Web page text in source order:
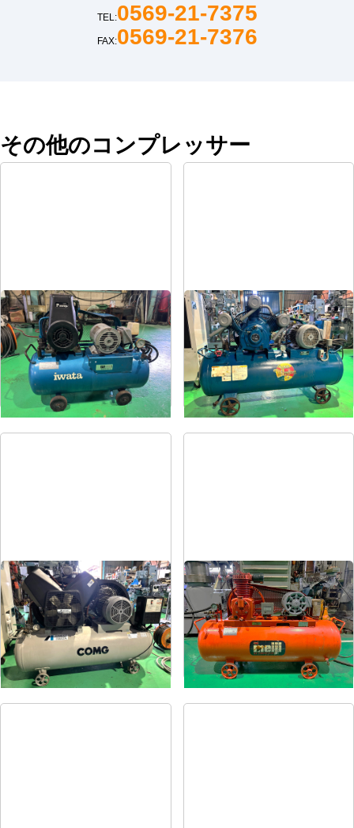
TEL:0569-21-7375
FAX:0569-21-7376
その他のコンプレッサー
コンプレッサー
メーカー 岩田
式SP-07CP
式1984
コンプレッサー
メーカー 富士
形 式 FS-75
年 式1997
コンプレッサー
メーカー アネスト岩田
形 式TLP55-10
年 式2004
コンプレッサー
メーカー 明治
形 式H-2
年 式1981